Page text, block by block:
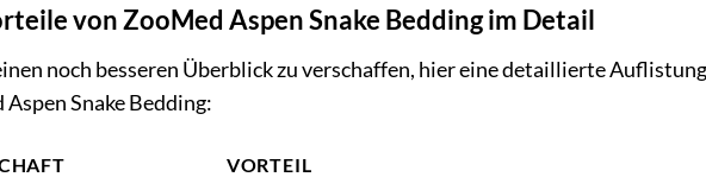
von ZooMed Aspen Snake Bedding im Detail
noch besseren Überblick zu verschaffen, hier eine detaillierte
Snake Bedding:
VORTEIL